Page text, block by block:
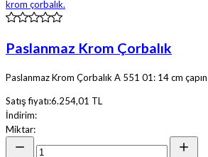
Paslanmaz Krom Çorbalık
Paslanmaz Krom Çorbalık A 551 01: 14 cm
Satış fiyatı:6.254,01 TL
İndirim:
Miktar: